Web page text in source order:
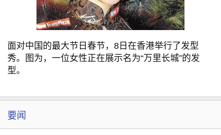
面对中国的最大节日春节，8日在香港举行了发型
秀。图为，一位女性正在展示名为“万里长城”的发
型。
要闻